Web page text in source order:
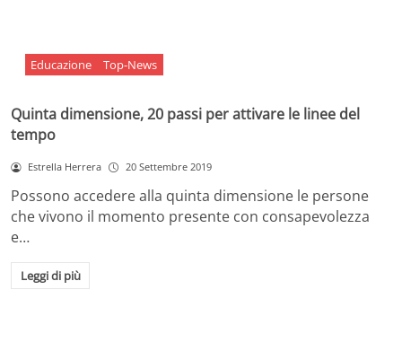
Educazione Top-News
Quinta dimensione, 20 passi per attivare le linee del
tempo
Estrella Herrera 20 Settembre 2019
Possono accedere alla quinta dimensione le persone
che vivono il momento presente con consapevolezza
e…
Leggi di più